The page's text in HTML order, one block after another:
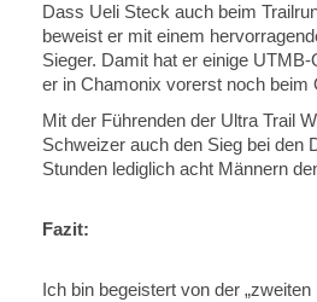
Dass Ueli Steck auch beim
beweist er mit einem
Sieger. Damit hat er einige
er in Chamonix vorerst noch beim
Mit der Führenden der Ultra Trail
Schweizer auch den Sieg bei den
Stunden lediglich acht Männern
Fazit:
Ich bin begeistert von der